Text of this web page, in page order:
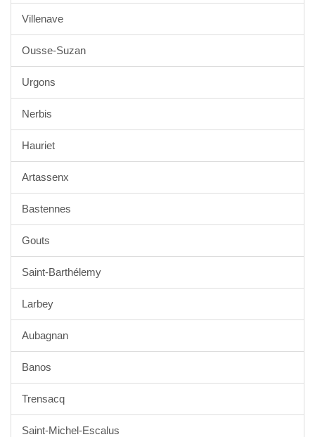
Villenave
Ousse-Suzan
Urgons
Nerbis
Hauriet
Artassenx
Bastennes
Gouts
Saint-Barthélemy
Larbey
Aubagnan
Banos
Trensacq
Saint-Michel-Escalus